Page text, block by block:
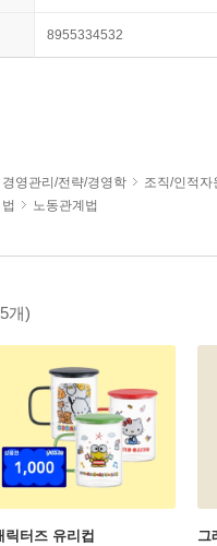
8955334532
경영관리/전략/경영학
조직/인적자
법 노동관계법
개)
터즈 유리컵 그